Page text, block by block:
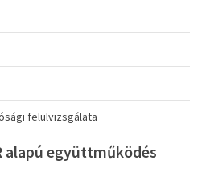
felülvizsgálata
alapú együttműködés